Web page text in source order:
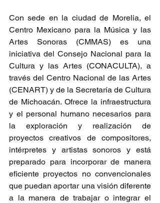
Con sede en la ciudad de Morelia, el
Centro Mexicano para la Música y las
Artes Sonoras (CMMAS) es una
iniciativa del Consejo Nacional para la
Cultura y las Artes (CONACULTA), a
través del Centro Nacional de las Artes
(CENART) y de la Secretaría de Cultura
de Michoacán. Ofrece la infraestructura
y el personal humano necesarios para
la exploración y realización de
proyectos creativos de compositores,
intérpretes y artistas sonoros y está
preparado para incorporar de manera
eficiente proyectos no convencionales
que puedan aportar una visión diferente
a la manera de trabajar o integrar el